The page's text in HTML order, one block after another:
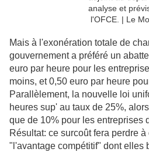
Mais à l'exonération totale de
gouvernement a préféré un
euro par heure pour les
moins, et 0,50 euro par heure
Parallèlement, la nouvelle loi
heures sup' au taux de 25%,
que de 10% pour les entreprises
Résultat: ce surcoût fera perdre
"l'avantage compétitif" dont elles